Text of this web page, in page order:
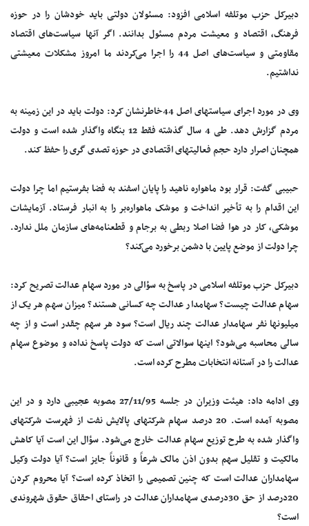
دبیرکل حزب موتلفه اسلامی افزود: مسئولان دولتی باید خودشان را در حوزه
فرهنگ، اقتصاد و معیشت مردم مسئول بدانند. اگر آنها سیاست‌های اقتصاد
مقاومتی و سیاست‌های اصل 44 را اجرا می‌کردند ما امروز مشکلات معیشتی
نداشتیم.
وی در مورد اجرای سیاستهای اصل 44خاطرنشان کرد: دولت باید در این زمینه به
مردم گزارش دهد. طی 4 سال گذشته فقط 12 بنگاه واگذار شده است و دولت
همچنان اصرار دارد حجم فعالیتهای اقتصادی در حوزه تصدی گری را حفظ کند.
حبیبی گفت: قرار بود ماهواره ناهید را پایان اسفند به فضا بفرستیم اما چرا دولت
این اقدام را به تأخیر انداخت و موشک ماهواره‌بر را به انبار فرستاد. آزمایشات
موشکی، کار در هوا فضا اصلا ربطی به برجام و قطعنامه‌های سازمان ملل ندارد.
چرا دولت از موضع پایین با دشمن برخورد می‌کند؟
دبیرکل حزب موتلفه اسلامی در پاسخ به سؤالی در مورد سهام عدالت تصریح کرد:
سهام عدالت چیست؟ سهامدار عدالت چه کسانی هستند؟ میزان سهم هر یک از
میلیونها نفر سهامدار عدالت چند ریال است؟ سود هر سهم چقدر است و از چه
سالی محاسبه می‌شود؟ اینها سوالاتی است که دولت پاسخ نداده و موضوع سهام
عدالت را در آستانه انتخابات مطرح کرده است.
وی ادامه داد: هیئت وزیران در جلسه 27/11/95 مصوبه عجیبی دارد و در این
مصوبه آمده است. 20 درصد سهام شرکتهای پالایش نفت از فهرست شرکتهای
واگذار شده به طرح توزیع سهام عدالت خارج می‌شود. سؤال این است آیا کاهش
مالکیت و تقلیل سهم بدون اذن مالک شرعاً و قانوناً جایز است؟ آیا دولت وکیل
سهامداران عدالت است که چنین تصمیمی را اتخاذ کرده است؟ آیا محروم کردن
20درصد از حق 30درصدی سهامداران عدالت در راستای احقاق حقوق شهروندی
است؟